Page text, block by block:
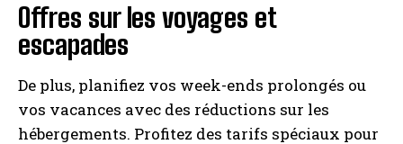
Offres sur les voyages et
escapades
De plus, planifiez vos week-ends prolongés ou
vos vacances avec des réductions sur les
hébergements. Profitez des tarifs spéciaux pour